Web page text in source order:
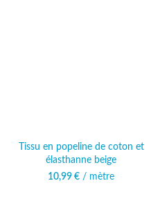
Tissu en popeline de coton et
élasthanne beige
10,99 € / mètre